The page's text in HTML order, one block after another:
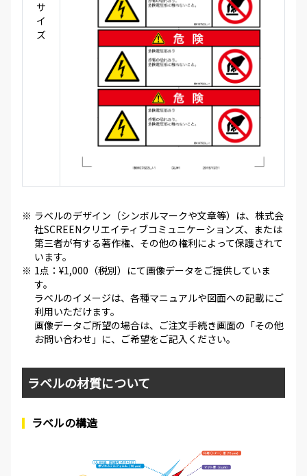
サ
イ
ズ
※ ラベルのデザイン（シンボルマークや文章等）は、株式会
社SCREENクリエイティブコミュニケーションズ、または
第三者が有する著作権、その他の権利によって保護されて
います。
※ 1点：¥1,000（税別）にて画像データをご提供していま
す。
ラベルのイメージは、各種マニュアルや図面への記載にご
利用いただけます。
画像データご所望の場合は、ご注文手続き画面の「その他
お問い合わせ」に、ご希望をご記入ください。
ラベルの材質について
ラベルの構造